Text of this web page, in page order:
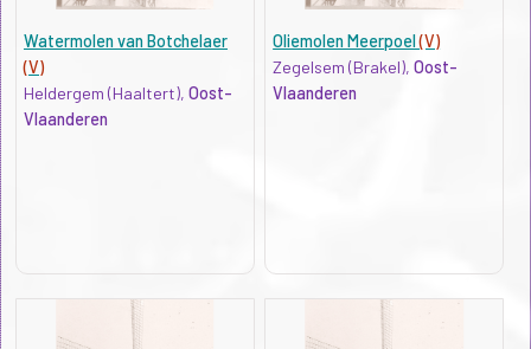
Watermolen van Botchelaer
(V)
Heldergem (Haaltert), Oost-
Vlaanderen
Oliemolen Meerpoel(V)
Zegelsem (Brakel),Oost-
Vlaanderen